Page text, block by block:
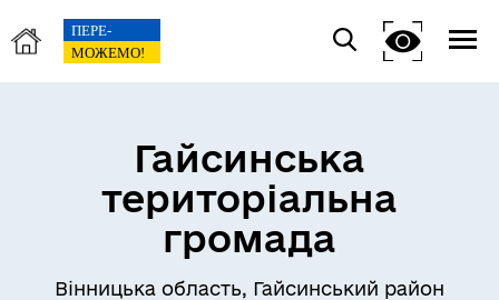
Гайсинська
територіальна
громада
Вінницька область, Гайсинський район